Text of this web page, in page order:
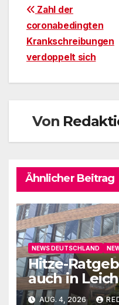
Zahl der
coronabedingten
Krankschreibungen
verdoppelt sich
Von
Ähnlicher Beitrag
NEWS DEUTSCHLAND
Hitze-
auch in
AUG. 4, 2026